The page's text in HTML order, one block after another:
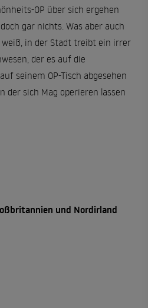
OP über sich ergehen
gar nichts. Was aber auch
in der Stadt treibt ein irrer
der es auf die
seinem OP-Tisch abgesehen
der sich Mag operieren lassen
und Nordirland